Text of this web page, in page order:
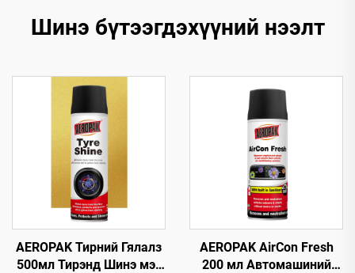
Шинэ бүтээгдэхүүний нээлт
AEROPAK Тирний Гялалз
500мл Тирэнд Шинэ мэт
AEROPAK AirCon Fresh
200 мл Автомашиний